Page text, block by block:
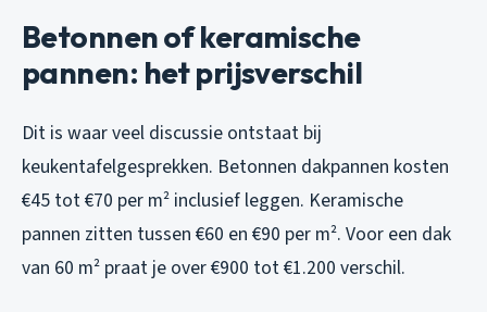
Betonnen of keramische
pannen: het prijsverschil
Dit is waar veel discussie ontstaat bij
keukentafelgesprekken. Betonnen dakpannen kosten
€45 tot €70 per m² inclusief leggen. Keramische
pannen zitten tussen €60 en €90 per m². Voor een dak
van 60 m² praat je over €900 tot €1.200 verschil.